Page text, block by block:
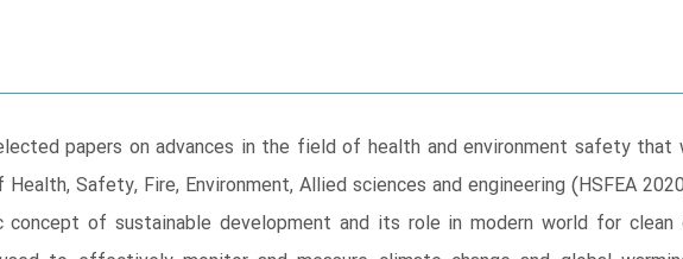
papers on advances in the field of health and environment safety
Safety, Fire, Environment, Allied sciences and engineering (HSFEA
concept of sustainable development and its role in modern world for